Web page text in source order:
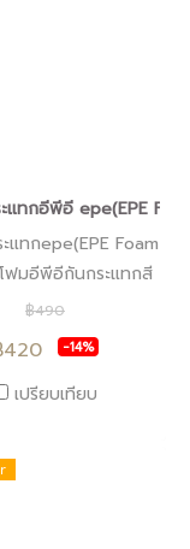
โฟมอีพีอีสีดำหนา1ซม.
แทกอีพีอี epe(EPE
แทกepe(EPE Foam
ฟมอีพีอีกันกระแทกสี
ดำหนา1.5ซม.
฿490
420 -14%
เปรียบเทียบ